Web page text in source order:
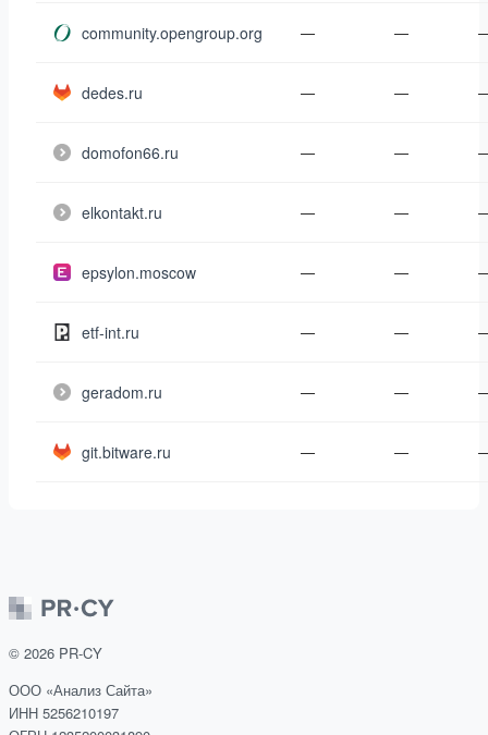
community.opengroup.org — —
dedes.ru — —
domofon66.ru — —
elkontakt.ru — —
epsylon.moscow — —
etf-int.ru — —
geradom.ru — —
git.bitware.ru — —
© 2026 PR-CY
ООО «Анализ Сайта»
ИНН 5256210197